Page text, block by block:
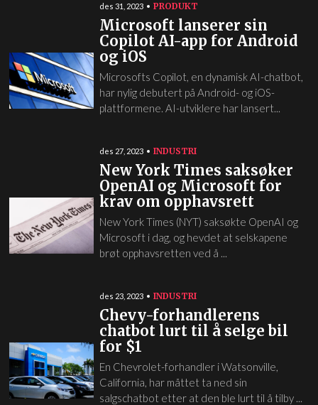
des 31, 2023 PRODUKT
Microsoft lanserer sin
Copilot AI-app for Android
og iOS
Microsofts Copilot, en dynamisk AI-chatbot,
har nylig debutert på Android- og iOS-
plattformene. AI-utviklere har lansert...
des 27, 2023 INDUSTRI
New York Times saksøker
OpenAI og Microsoft for
krav om opphavsrett
New York Times (NYT) saksøkte OpenAI og
Microsoft i dag, og hevdet at selskapene
brøt opphavsretten ved å ...
des 23, 2023 INDUSTRI
Chevy-forhandlerens
chatbot lurt til å selge bil
for $1
En Chevrolet-forhandler i Watsonville,
California, har måttet ta ned sin
salgschatbot etter at den ble lurt til å tilby ...